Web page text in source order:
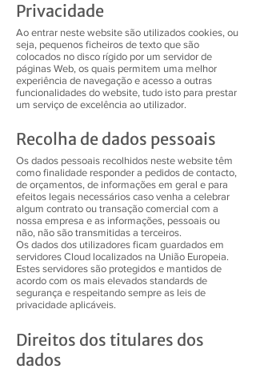
Privacidade
Ao entrar neste website são utilizados cookies, ou
seja, pequenos ficheiros de texto que são
colocados no disco rígido por um servidor de
páginas Web, os quais permitem uma melhor
experiência de navegação e acesso a outras
funcionalidades do website, tudo isto para prestar
um serviço de excelência ao utilizador.
Recolha de dados pessoais
Os dados pessoais recolhidos neste website têm
como finalidade responder a pedidos de contacto,
de orçamentos, de informações em geral e para
efeitos legais necessários caso venha a celebrar
algum contrato ou transação comercial com a
nossa empresa e as informações, pessoais ou
não, não são transmitidas a terceiros.
Os dados dos utilizadores ficam guardados em
servidores Cloud localizados na União Europeia.
Estes servidores são protegidos e mantidos de
acordo com os mais elevados standards de
segurança e respeitando sempre as leis de
privacidade aplicáveis.
Direitos dos titulares dos
dados